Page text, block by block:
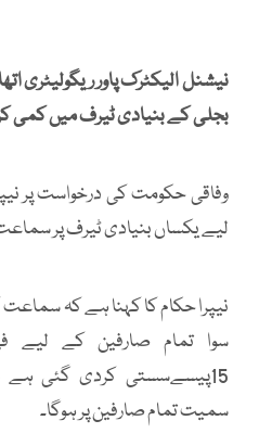
نیشنل الیکٹرک پاور ریگولیٹری
بجلی کے بنیادی ٹیرف میں کمی
وفاقی حکومت کی درخواست پر
لیے یکساں بنیادی ٹیرف پر
نیپرا حکام کا کہنا ہے کہ
سوا تمام صارفین کے لیے
15پیسےسستی کردی گئی
سمیت تمام صارفین پر ہوگا۔